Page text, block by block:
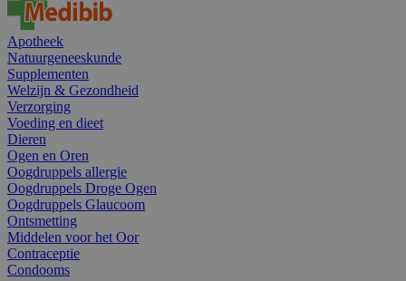
Apotheek
Natuurgeneeskunde
Supplementen
Welzijn & Gezondheid
Verzorging
Voeding en dieet
Dieren
Ogen en Oren
Oogdruppels allergie
Oogdruppels Droge Ogen
Oogdruppels Glaucoom
Ontsmetting
Middelen voor het Oor
Contraceptie
Condooms